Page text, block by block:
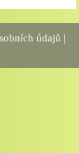
údajů |